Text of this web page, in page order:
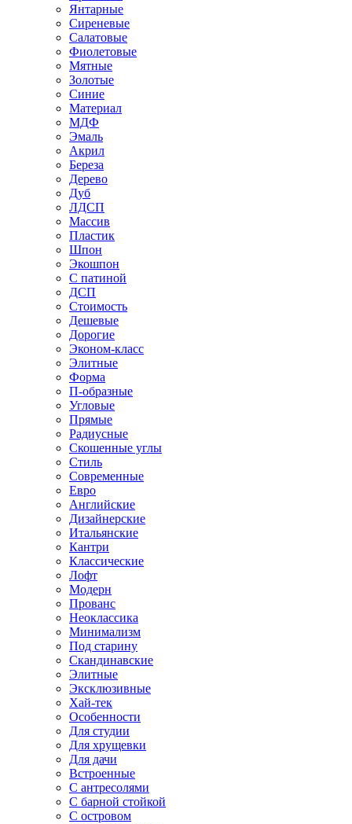
Янтарные
Сиреневые
Салатовые
Фиолетовые
Мятные
Золотые
Синие
Материал
МДФ
Эмаль
Акрил
Береза
Дерево
Дуб
ЛДСП
Массив
Пластик
Шпон
Экошпон
С патиной
ДСП
Стоимость
Дешевые
Дорогие
Эконом-класс
Элитные
Форма
П-образные
Угловые
Прямые
Радиусные
Скошенные углы
Стиль
Современные
Евро
Английские
Дизайнерские
Итальянские
Кантри
Классические
Лофт
Модерн
Прованс
Неоклассика
Минимализм
Под старину
Скандинавские
Элитные
Эксклюзивные
Хай-тек
Особенности
Для студии
Для хрущевки
Для дачи
Встроенные
С антресолями
С барной стойкой
С островом